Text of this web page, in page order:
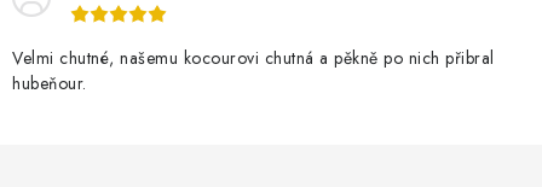
Velmi chutné, našemu kocourovi chutná a pěkně po nich přibral
hubeňour.